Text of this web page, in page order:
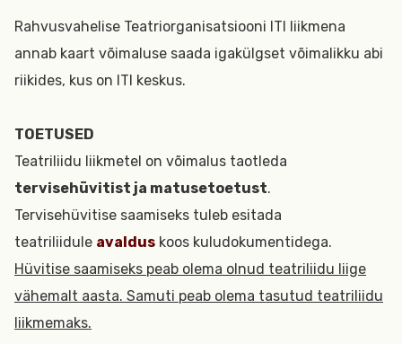
Rahvusvahelise Teatriorganisatsiooni ITI liikmena
annab kaart võimaluse saada igakülgset võimalikku abi
riikides, kus on ITI keskus.
TOETUSED
Teatriliidu liikmetel on võimalus taotleda
tervisehüvitist ja matusetoetust.
Tervisehüvitise saamiseks tuleb esitada
teatriliidule avaldus koos kuludokumentidega.
Hüvitise saamiseks peab olema olnud teatriliidu liige
vähemalt aasta. Samuti peab olema tasutud teatriliidu
liikmemaks.